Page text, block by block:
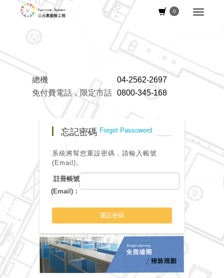
0
總機
04-2562-2697
免付費電話，限定市話 0800-345-168
忘記密碼 Forgot Passoword
系統將幫您重設密碼，請輸入帳號
(Email)。
註冊帳號
(Email)：
重設密碼